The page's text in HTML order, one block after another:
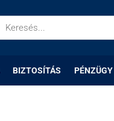
BIZTOSÍTÁS PÉNZÜGY